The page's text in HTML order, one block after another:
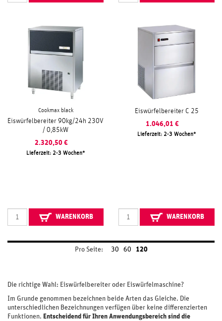
Cookmax black
Eiswürfelbereiter 90kg/24h 230V
/ 0,85kW
2.320,50 €
Lieferzeit: 2-3 Wochen
WARENKORB
Eiswürfelbereiter C 25
1.046,01 €
Lieferzeit: 2-3 Wochen
WARENKORB
Pro Seite: 30 60 120
Die richtige Wahl: Eiswürfelbereiter oder Eiswürfelmaschine?
Im Grunde genommen bezeichnen beide Arten das Gleiche. Die
unterschiedlichen Bezeichnungen verfügen über keine differenzierten
Funktionen. Entscheidend für Ihren Anwendungsbereich sind die